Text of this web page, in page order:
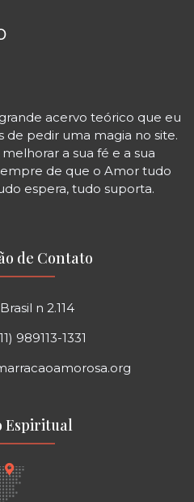
acervo teórico que eu
de pedir uma magia no site.
a sua fé e a sua
de que o Amor tudo
espera, tudo suporta.
de Contato
n 2.114
989113-1331
Espiritual